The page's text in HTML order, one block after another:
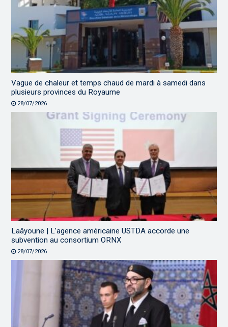
Vague de chaleur et temps chaud de mardi à samedi dans
plusieurs provinces du Royaume
28/07/2026
Laâyoune | L’agence américaine USTDA accorde une
subvention au consortium ORNX
28/07/2026